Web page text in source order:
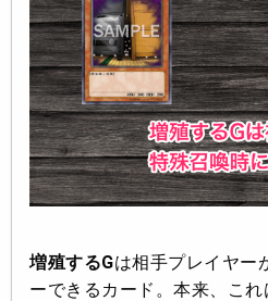
増殖するGは相手プレイヤー
ーできるカード。本来、こ